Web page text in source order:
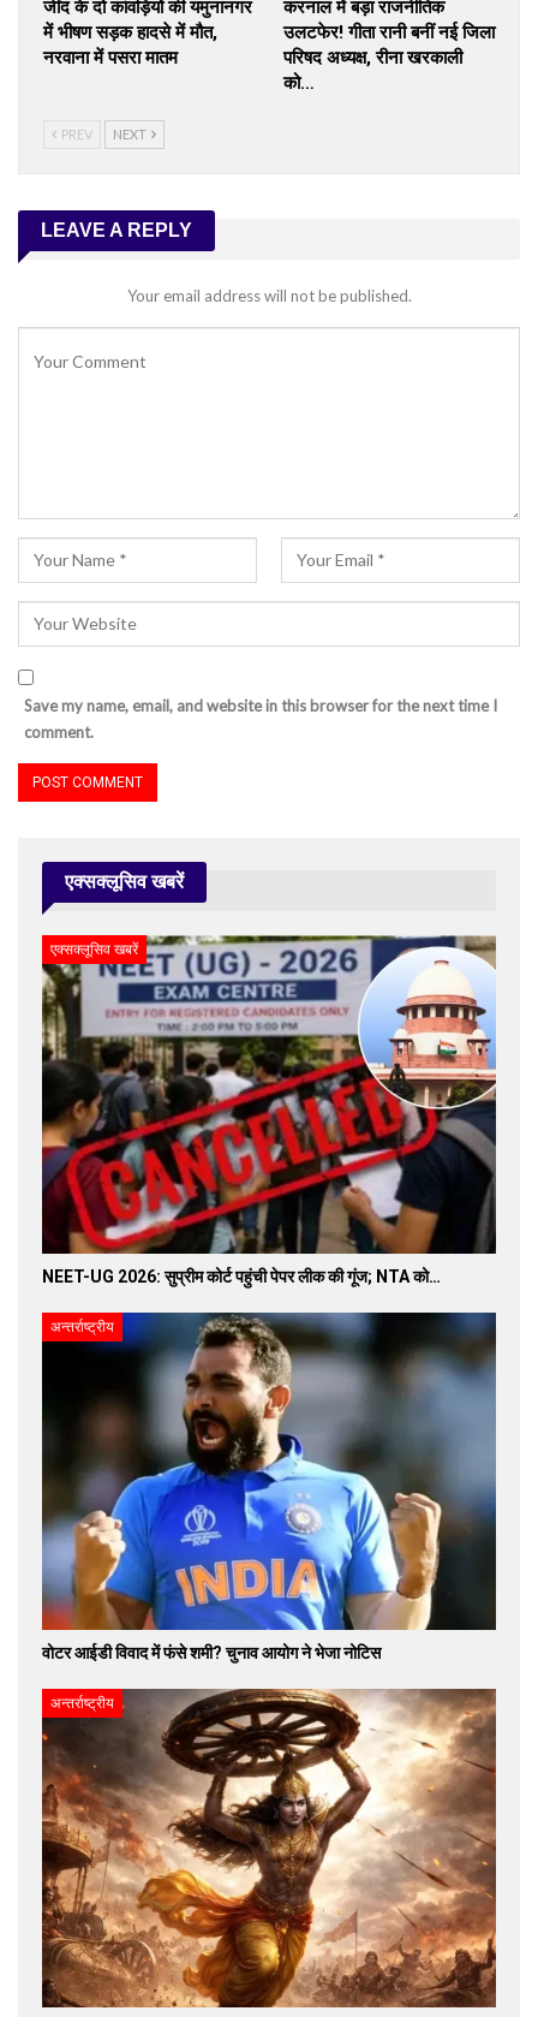
जींद के दो कांवड़ियों की यमुनानगर
में भीषण सड़क हादसे में मौत,
नरवाना में पसरा मातम
करनाल में बड़ा राजनीतिक
उलटफेर! गीता रानी बनीं नई जिला
परिषद अध्यक्ष, रीना खरकाली
को…
PREV NEXT
LEAVE A REPLY
Your email address will not be published.
Save my name, email, and website in this browser for the next time I
comment.
एक्सक्लूसिव खबरें
एक्सक्लूसिव खबरें
NEET-UG 2026: सुप्रीम कोर्ट पहुंची पेपर लीक की गूंज; NTA को…
अन्तर्राष्ट्रीय
वोटर आईडी विवाद में फंसे शमी? चुनाव आयोग ने भेजा नोटिस
अन्तर्राष्ट्रीय